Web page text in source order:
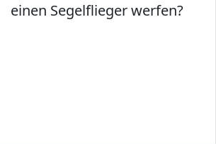
einen Segelflieger werfen?